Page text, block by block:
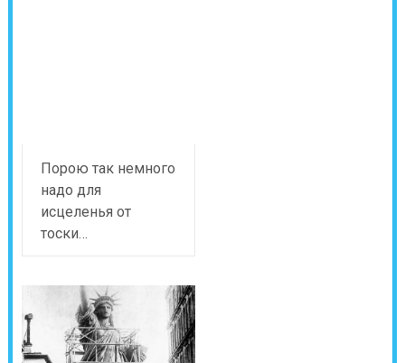
Порою так немного
надо для
исцеленья от
тоски…